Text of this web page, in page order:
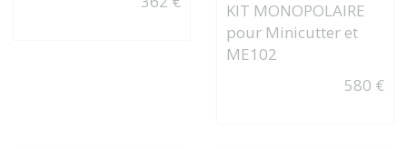
KIT MONOPOLAIRE
pour Minicutter et
ME102
580 €